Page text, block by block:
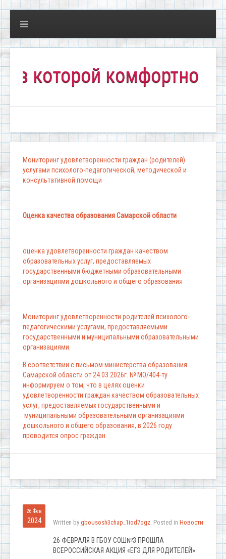
комфортно всем!"
Мониторинг удовлетворенности граждан (родителей)
услугами психолого-педагогической, методической и
консультативной помощи
Оценка качества образования Самарской области
оценка удовлетворенности граждан качеством
образовательных услуг, предоставляемых
государственными бюджетными образовательными
организациями дошкольного и общего образования
Мониторинг удовлетворенности родителей психолого-
педагогическими услугами, предоставляемыми
государственными и муниципальными образовательными
организациями.
В соответствии с письмом министерства образования
Самарской области от 24.03.2026г. № МО/404-ту
информируем о том, что в целях оценки
удовлетворенности граждан качеством образовательных
услуг, предоставляемых государственными и
муниципальными образовательными организациями
дошкольного и общего образования, в 2026 году
проводится опрос граждан.
26 Фев
2024 Written by gbousosh3chap_1iod7ogz. Posted in Новости
26 ФЕВРАЛЯ В ГБОУ СОШ№3 ПРОШЛА
ВСЕРОССИЙСКАЯ АКЦИЯ «ЕГЭ ДЛЯ РОДИТЕЛЕЙ»